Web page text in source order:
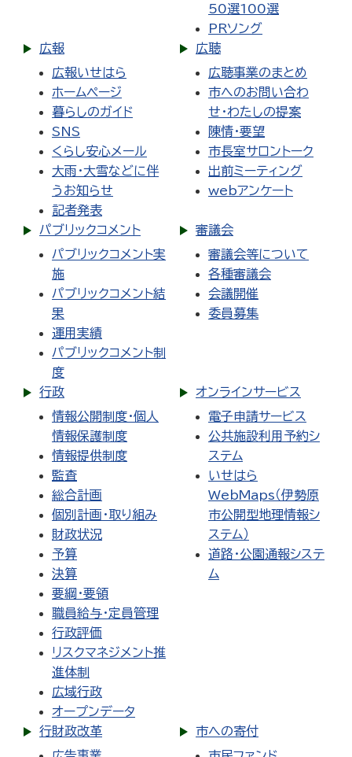
50選100選
PRソング
広報
広報いせはら
ホームページ
暮らしのガイド
SNS
くらし安心メール
大雨・大雪などに伴
うお知らせ
記者発表
広聴
広聴事業のまとめ
市へのお問い合わ
せ・わたしの提案
陳情・要望
市長室サロントーク
出前ミーティング
webアンケート
パブリックコメント
パブリックコメント実
施
パブリックコメント結
果
運用実績
パブリックコメント制
度
審議会
審議会等について
各種審議会
会議開催
委員募集
行政
情報公開制度・個人
情報保護制度
情報提供制度
監査
総合計画
個別計画・取り組み
財政状況
予算
決算
要綱・要領
職員給与・定員管理
行政評価
リスクマネジメント推
進体制
広域行政
オープンデータ
オンラインサービス
電子申請サービス
公共施設利用予約シ
ステム
いせはら
WebMaps（伊勢原
市公開型地理情報シ
ステム）
道路・公園通報システ
ム
行財政改革
市への寄付